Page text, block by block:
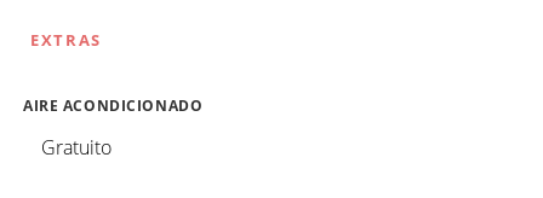
EXTRAS
AIRE ACONDICIONADO
Gratuito